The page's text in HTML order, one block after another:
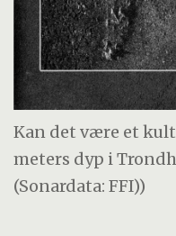
den kan ta
samtidig
bilder av.
Kan det være et
meters dyp i
(Sonardata: FFI))